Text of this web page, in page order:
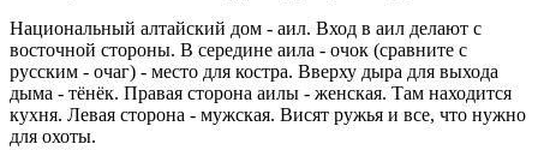
Национальный алтайский дом - аил. Вход в аил делают с
восточной стороны. В середине аила - очок (сравните с
русским - очаг) - место для костра. Вверху дыра для выхода
дыма - тёнёк. Правая сторона аилы - женская. Там находится
кухня. Левая сторона - мужская. Висят ружья и все, что нужно
для охоты.